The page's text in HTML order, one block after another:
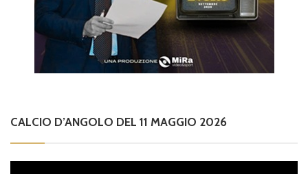
CALCIO D’ANGOLO DEL 11 MAGGIO 2026